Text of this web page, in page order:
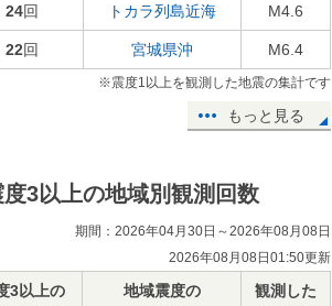
24回 トカラ列島近海 M4.6
22回 宮城県沖 M6.4
※震度1以上を観測した地震の集計です
もっと見る
度3以上の地域別観測回数
期間：2026年04月30日～2026年08月08日
2026年08月08日01:50更新
3以上の
地域震度の
観測した